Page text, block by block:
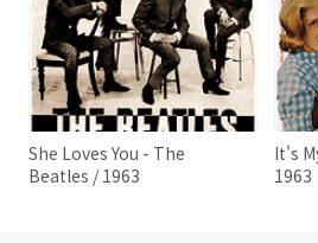
She Loves You - The
Beatles / 1963
It's
1963